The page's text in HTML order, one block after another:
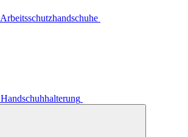
Arbeitsschutzhandschuhe
Handschuhhalterung